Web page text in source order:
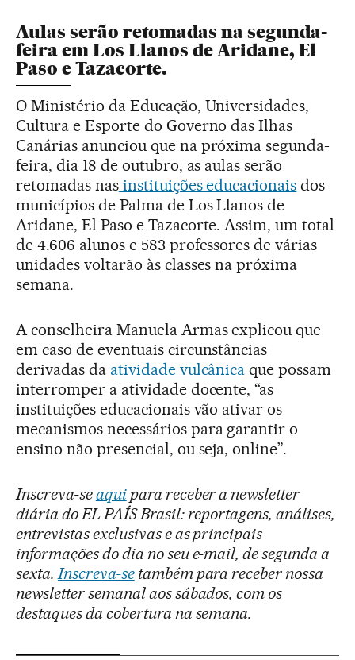
Aulas serão retomadas na segunda-
feira em Los Llanos de Aridane, El
Paso e Tazacorte.
O Ministério da Educação, Universidades,
Cultura e Esporte do Governo das Ilhas
Canárias anunciou que na próxima segunda-
feira, dia 18 de outubro, as aulas serão
retomadas nasinstituições educacionais dos
municípios de Palma de Los Llanos de
Aridane, El Paso e Tazacorte. Assim, um total
de 4.606 alunos e 583 professores de várias
unidades voltarão às classes na próxima
semana.
A conselheira Manuela Armas explicou que
em caso de eventuais circunstâncias
derivadas da atividade vulcânica que possam
interromper a atividade docente, “as
instituições educacionais vão ativar os
mecanismos necessários para garantir o
ensino não presencial, ou seja, online”.
Inscreva-seaquipara receber a newsletter
diária do EL PAÍS Brasil: reportagens, análises,
entrevistas exclusivas e as principais
informações do dia no seu e-mail, de segunda a
sexta. Inscreva-setambém para receber nossa
newsletter semanal aos sábados, com os
destaques da cobertura na semana.